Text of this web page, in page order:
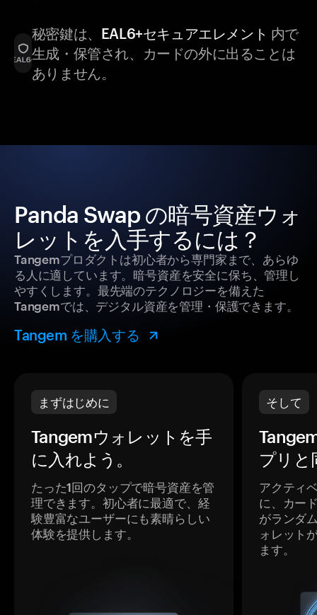
秘密鍵は、 EAL6+セキュアエレメント 内で
生成・保管され、カードの外に出ることは
ありません。
Panda Swap の暗号資産ウォ
レットを入手するには？
Tangemプロダクトは初心者から専門家まで、あらゆ
る人に適しています。暗号資産を安全に保ち、管理し
やすくします。最先端のテクノロジーを備えた
Tangemでは、デジタル資産を管理・保護できます。
Tangem を購入する
まずはじめに
Tangemウォレットを手
に入れよう。
たった1回のタップで暗号資産を管
理できます。初心者に最適で、経
験豊富なユーザーにも素晴らしい
体験を提供します。
そして
プリと
アクティ
に、カー
がランダ
ォレット
ます。